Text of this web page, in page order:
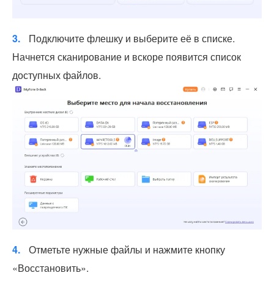
3.
Подключите флешку и выберите её в списке.
Начнется сканирование и вскоре появится список
доступных файлов.
4.
Отметьте нужные файлы и нажмите кнопку
«Восстановить».